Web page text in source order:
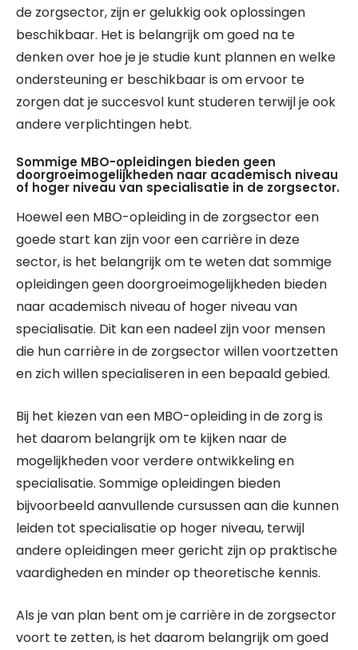
de zorgsector, zijn er gelukkig ook oplossingen
beschikbaar. Het is belangrijk om goed na te
denken over hoe je je studie kunt plannen en welke
ondersteuning er beschikbaar is om ervoor te
zorgen dat je succesvol kunt studeren terwijl je ook
andere verplichtingen hebt.
Sommige MBO-opleidingen bieden geen
doorgroeimogelijkheden naar academisch niveau
of hoger niveau van specialisatie in de zorgsector.
Hoewel een MBO-opleiding in de zorgsector een
goede start kan zijn voor een carrière in deze
sector, is het belangrijk om te weten dat sommige
opleidingen geen doorgroeimogelijkheden bieden
naar academisch niveau of hoger niveau van
specialisatie. Dit kan een nadeel zijn voor mensen
die hun carrière in de zorgsector willen voortzetten
en zich willen specialiseren in een bepaald gebied.
Bij het kiezen van een MBO-opleiding in de zorg is
het daarom belangrijk om te kijken naar de
mogelijkheden voor verdere ontwikkeling en
specialisatie. Sommige opleidingen bieden
bijvoorbeeld aanvullende cursussen aan die kunnen
leiden tot specialisatie op hoger niveau, terwijl
andere opleidingen meer gericht zijn op praktische
vaardigheden en minder op theoretische kennis.
Als je van plan bent om je carrière in de zorgsector
voort te zetten, is het daarom belangrijk om goed